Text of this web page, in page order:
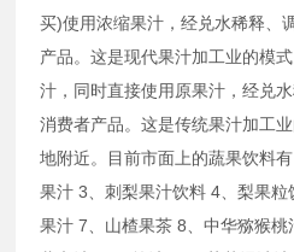
买)使用浓缩果汁，经兑水稀释、
产品。这是现代果汁加工业的模
汁，同时直接使用原果汁，经兑
消费者产品。这是传统果汁加工
地附近。目前市面上的蔬果饮料
果汁 3、刺梨果汁饮料 4、梨果
果汁 7、山楂果茶 8、中华猕猴